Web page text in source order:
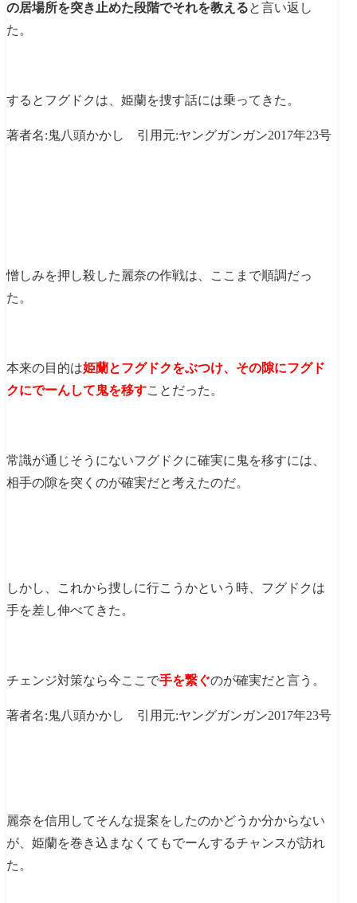
の居場所を突き止めた段階でそれを教えると言い返し
た。
するとフグドクは、姫蘭を捜す話には乗ってきた。
著者名:鬼八頭かかし 引用元:ヤングガンガン2017年23号
憎しみを押し殺した麗奈の作戦は、ここまで順調だっ
た。
本来の目的は姫蘭とフグドクをぶつけ、その隙にフグド
クにでーんして鬼を移すことだった。
常識が通じそうにないフグドクに確実に鬼を移すには、
相手の隙を突くのが確実だと考えたのだ。
しかし、これから捜しに行こうかという時、フグドクは
手を差し伸べてきた。
チェンジ対策なら今ここで手を繋ぐのが確実だと言う。
著者名:鬼八頭かかし 引用元:ヤングガンガン2017年23号
麗奈を信用してそんな提案をしたのかどうか分からない
が、姫蘭を巻き込まなくてもでーんするチャンスが訪れ
た。